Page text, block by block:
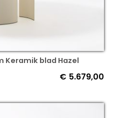
Keramik blad Hazel
€ 5.679,00